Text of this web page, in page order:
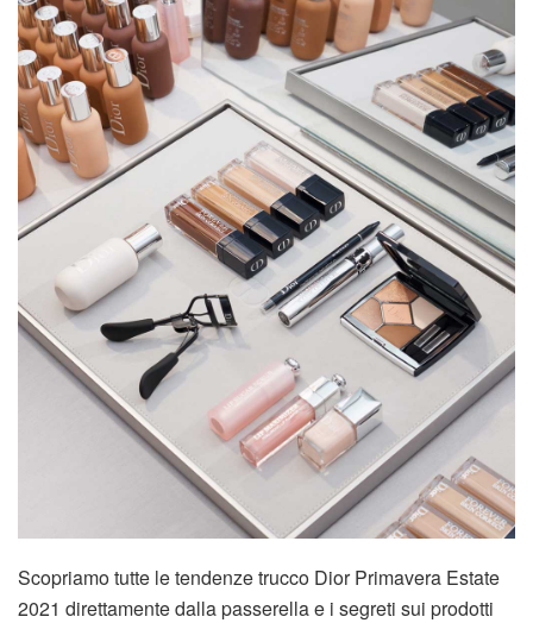
Scopriamo tutte le tendenze trucco Dior Primavera Estate
2021 direttamente dalla passerella e i segreti sui prodotti